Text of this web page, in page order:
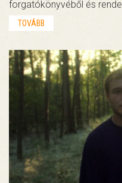
forgatókönyvéből és
TOVÁBB